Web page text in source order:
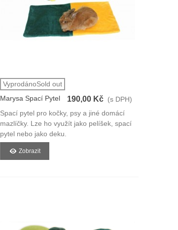
VyprodánoSold out
Marysa Spací Pytel
190,00 Kč (s DPH)
Spací pytel pro kočky, psy a jiné domácí
mazlíčky. Lze ho využít jako pelíšek, spací
pytel nebo jako deku.
Zobrazit